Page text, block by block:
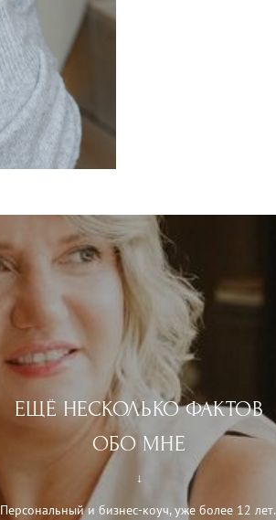
ЕЩЁ НЕСКОЛЬКО ФАКТОВ
ОБО МНЕ
↓
Персональный и бизнес-коуч, уже более 12 лет.